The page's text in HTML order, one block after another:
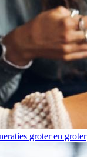
groter en groter